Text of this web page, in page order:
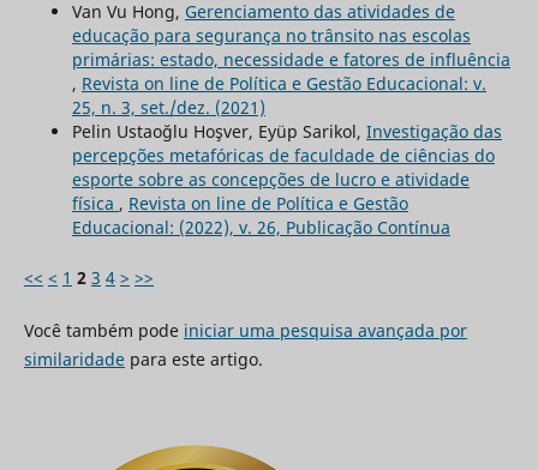
Van Vu Hong, Gerenciamento das atividades de
educação para segurança no trânsito nas escolas
primárias: estado, necessidade e fatores de influência
, Revista on line de Política e Gestão Educacional: v.
25, n. 3, set./dez. (2021)
Pelin Ustaoğlu Hoşver, Eyüp Sarikol, Investigação das
percepções metafóricas de faculdade de ciências do
esporte sobre as concepções de lucro e atividade
física , Revista on line de Política e Gestão
Educacional: (2022), v. 26, Publicação Contínua
<< < 1 2 3 4 > >>
Você também pode iniciar uma pesquisa avançada por
similaridadepara este artigo.